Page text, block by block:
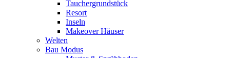
Tauchergrundstück
Resort
Inseln
Makeover Häuser
Welten
Bau Modus